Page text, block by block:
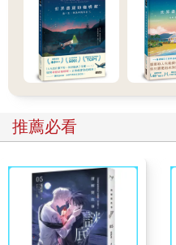
推薦必看